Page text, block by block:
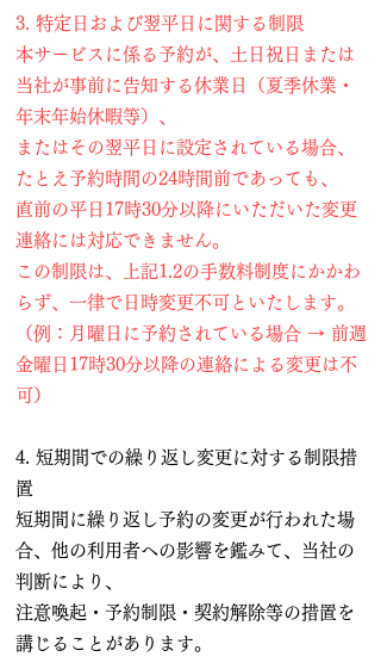
3. 特定日および翌平日に関する制限
本サービスに係る予約が、土日祝日または
当社が事前に告知する休業日（夏季休業・
年末年始休暇等）、
またはその翌平日に設定されている場合、
たとえ予約時間の24時間前であっても、
直前の平日17時30分以降にいただいた変更
連絡には対応できません。
この制限は、上記1.2の手数料制度にかかわ
らず、一律で日時変更不可といたします。
（例：月曜日に予約されている場合 → 前週
金曜日17時30分以降の連絡による変更は不
可）
4. 短期間での繰り返し変更に対する制限措
置
短期間に繰り返し予約の変更が行われた場
合、他の利用者への影響を鑑みて、当社の
判断により、
注意喚起・予約制限・契約解除等の措置を
講じることがあります。